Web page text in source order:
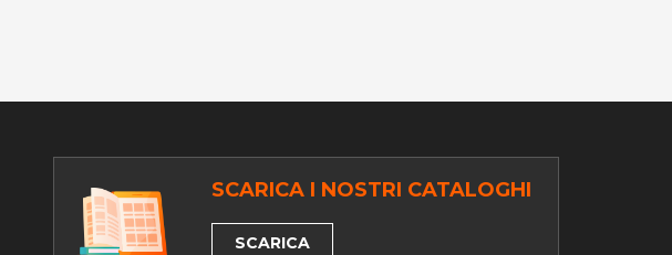
SCARICA I NOSTRI CATALOGHI
SCARICA